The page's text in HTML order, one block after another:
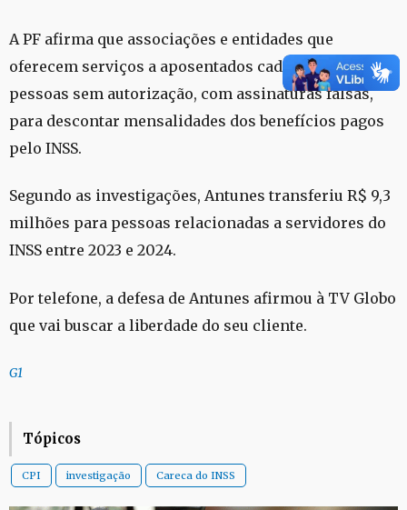
A PF afirma que associações e entidades que
oferecem serviços a aposentados cadastravam
pessoas sem autorização, com assinaturas falsas,
para descontar mensalidades dos benefícios pagos
pelo INSS.
Segundo as investigações, Antunes transferiu R$ 9,3
milhões para pessoas relacionadas a servidores do
INSS entre 2023 e 2024.
Por telefone, a defesa de Antunes afirmou à TV Globo
que vai buscar a liberdade do seu cliente.
G1
Tópicos
CPI investigação Careca do INSS